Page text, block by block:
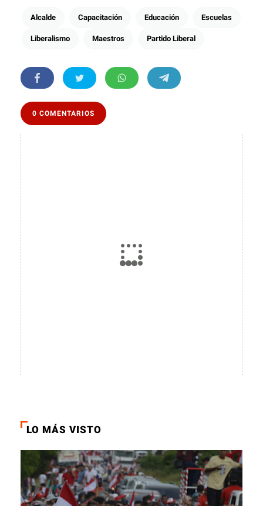
Alcalde Capacitación Educación Escuelas
Liberalismo Maestros Partido Liberal
0 COMENTARIOS
LO MÁS VISTO